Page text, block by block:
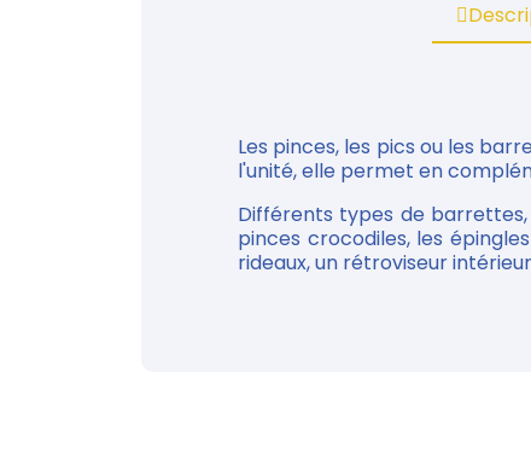
Les pinces, les pics ou les
l'unité, elle permet en
Différents types de
pinces crocodiles, les
rideaux, un rétroviseur